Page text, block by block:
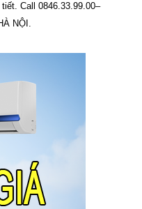
Call 0846.33.99.00–
NỘI.